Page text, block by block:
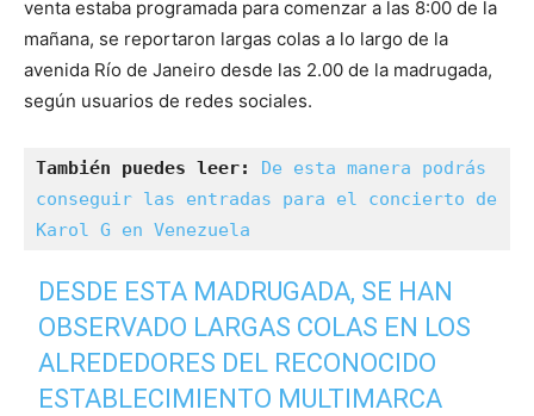
venta estaba programada para comenzar a las 8:00 de la
mañana, se reportaron largas colas a lo largo de la
avenida Río de Janeiro desde las 2.00 de la madrugada,
según usuarios de redes sociales.
También puedes leer:
De esta manera podrás
conseguir las entradas para el concierto de
Karol G en Venezuela
DESDE ESTA MADRUGADA, SE HAN
OBSERVADO LARGAS COLAS EN LOS
ALREDEDORES DEL RECONOCIDO
ESTABLECIMIENTO MULTIMARCA